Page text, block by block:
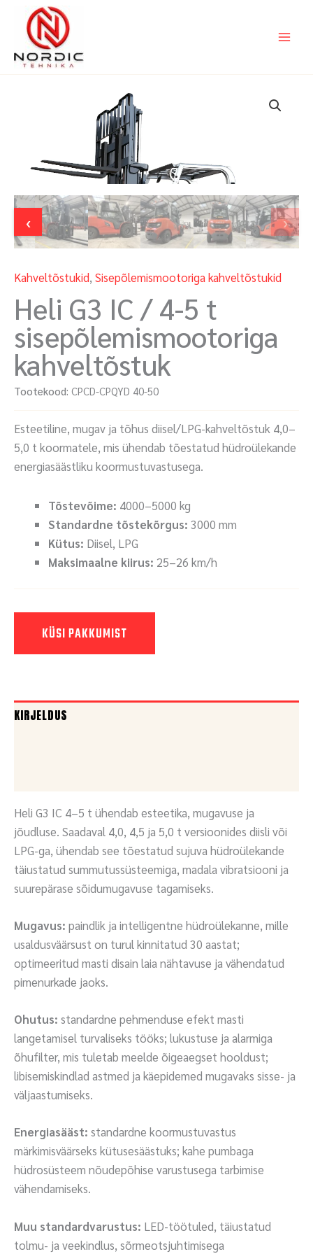
content
‹ ›
Kahveltõstukid, Sisepõlemismootoriga kahveltõstukid
Heli G3 IC / 4-5 t
sisepõlemismootoriga
kahveltõstuk
Tootekood: CPCD-CPQYD 40-50
Esteetiline, mugav ja tõhus diisel/LPG-kahveltõstuk 4,0–
5,0 t koormatele, mis ühendab tõestatud hüdroülekande
energiasäästliku koormustuvastusega.
Tõstevõime: 4000–5000 kg
Standardne tõstekõrgus: 3000 mm
Kütus: Diisel, LPG
Maksimaalne kiirus: 25–26 km/h
KÜSI PAKKUMIST
KIRJELDUS
Heli G3 IC 4–5 t ühendab esteetika, mugavuse ja
jõudluse. Saadaval 4,0, 4,5 ja 5,0 t versioonides diisli või
LPG-ga, ühendab see tõestatud sujuva hüdroülekande
täiustatud summutussüsteemiga, madala vibratsiooni ja
suurepärase sõidumugavuse tagamiseks.
Mugavus: paindlik ja intelligentne hüdroülekanne, mille
usaldusväärsust on turul kinnitatud 30 aastat;
optimeeritud masti disain laia nähtavuse ja vähendatud
pimenurkade jaoks.
Ohutus: standardne pehmenduse efekt masti
langetamisel turvaliseks tööks; lukustuse ja alarmiga
õhufilter, mis tuletab meelde õigeaegset hooldust;
libisemiskindlad astmed ja käepidemed mugavaks sisse- ja
väljaastumiseks.
Energiasääst: standardne koormustuvastus
märkimisväärseks kütusesäästuks; kahe pumbaga
hüdrosüsteem nõudepõhise varustusega tarbimise
vähendamiseks.
Muu standardvarustus: LED-töötuled, täiustatud
tolmu- ja veekindlus, sõrmeotsjuhtimisega